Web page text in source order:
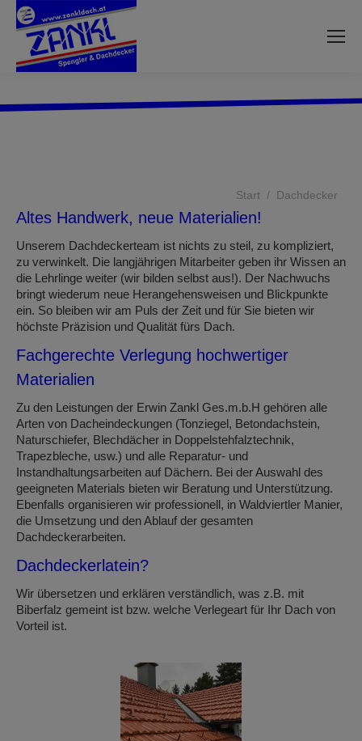
Sie befinden sich hier:
Start Dachdecker
Altes Handwerk, neue Materialien!
Unserem Dachdeckerteam ist nichts zu steil, zu kompliziert,
zu verwinkelt. Die langjährigen Mitarbeiter geben ihr Wissen an
die Lehrlinge weiter (wir bilden selbst aus!). Der Nachwuchs
bringt wiederum neue Herangehensweisen und Blickpunkte
ein. So bleiben wir am Puls der Zeit und für Sie bieten wir
höchste Präzision und Qualität fürs Dach.
Fachgerechte Verlegung hochwertiger
Materialien
Zu den Leistungen der Erwin Zankl Ges.m.b.H gehören alle
Arten von Dacheindeckungen (Tonziegel, Betondachstein,
Naturschiefer, Blechdächer in Doppelstehfalztechnik,
Trapezbleche, usw.) und alle Reparatur- und
Instandhaltungsarbeiten auf Dächern. Bei der Auswahl des
geeigneten Materials bieten wir Beratung und Unterstützung.
Ebenfalls organisieren wir professionell, in Waldviertler Manier,
die Umsetzung und den Ablauf der gesamten
Dachdeckerarbeiten.
Dachdeckerlatein?
Wir übersetzen und erklären verständlich, was z.B. mit
Biberfalz gemeint ist bzw. welche Verlegeart für Ihr Dach von
Vorteil ist.